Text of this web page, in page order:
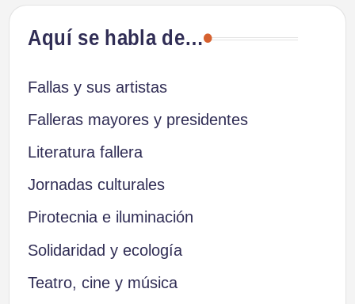
Aquí se habla de…
Fallas y sus artistas
Falleras mayores y presidentes
Literatura fallera
Jornadas culturales
Pirotecnia e iluminación
Solidaridad y ecología
Teatro, cine y música